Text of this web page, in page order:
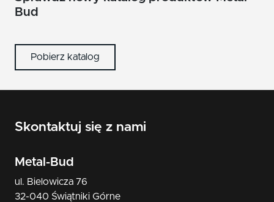
Bud
Pobierz katalog
Skontaktuj się z nami
Metal-Bud
ul. Bielowicza 76
32-040 Świątniki Górne